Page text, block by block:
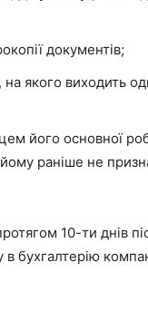
документів;
якого виходить
його основної
раніше не
10-ти днів
бухгалтерію